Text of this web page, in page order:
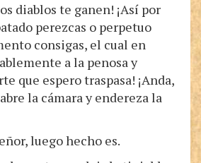
diablos te ganen! ¡Así por
perezcas o perpetuo
consigas, el cual en
a la penosa y
que espero traspasa! ¡Anda,
la cámara y endereza la
luego hecho es.